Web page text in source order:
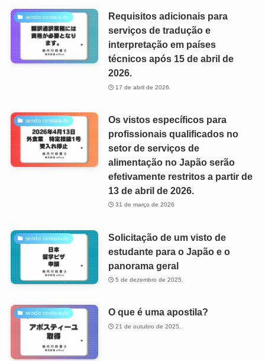
sendo contratado
Requisitos adicionais para
serviços de tradução e
interpretação em países
técnicos após 15 de abril de
2026.
17 de abril de 2026.
sendo contratado
Os vistos específicos para
profissionais qualificados no
setor de serviços de
alimentação no Japão serão
efetivamente restritos a partir de
13 de abril de 2026.
31 de março de 2026
sendo contratado
Solicitação de um visto de
estudante para o Japão e o
panorama geral
5 de dezembro de 2025.
sendo contratado O que é uma apostila?
21 de outubro de 2025.